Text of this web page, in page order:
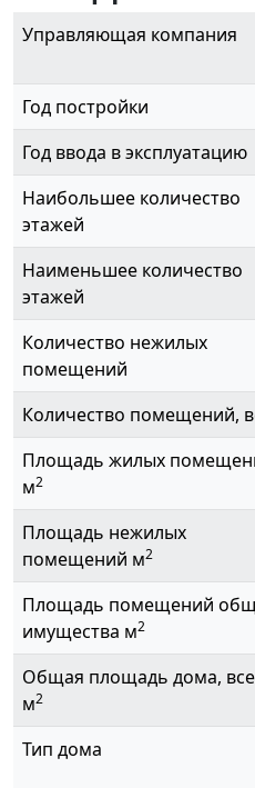
Управляющая компания
Год постройки
Год ввода в эксплуатацию
Наибольшее количество
этажей
Наименьшее количество
этажей
Количество нежилых
помещений
Количество помещений,
Площадь жилых
м2
Площадь нежилых
помещений м2
Площадь помещений
имущества м2
Общая площадь дома,
м2
Тип дома